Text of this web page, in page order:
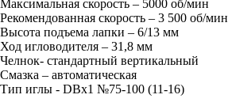
Максимальная скорость – 5000 об/мин
Рекомендованная скорость – 3 500 об/мин
Высота подъема лапки – 6/13 мм
Ход игловодителя – 31,8 мм
Челнок- стандартный вертикальный
Смазка – автоматическая
Тип иглы - DBx1 №75-100 (11-16)